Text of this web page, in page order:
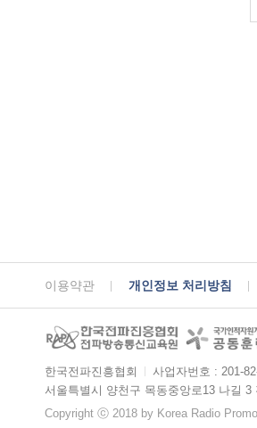
이용약관 개인정보 처리방침
한국전파진흥협회 사업자번호 : 201-
서울특별시 양천구 목동중앙로13 나길 3
Copyright ⓒ 2018 by Korea Radio